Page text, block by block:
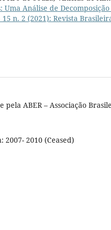
Uma Análise de
n. 2 (2021): Revista
ABER – Associação
2007- 2010 (Ceased)